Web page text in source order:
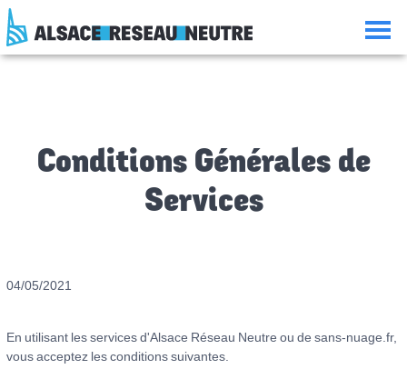
Aller
au
contenu
Aller
la
Aller
la
Consulter
le
plan
Conditions Générales de
Services
04/05/2021
En utilisant les services d'Alsace Réseau Neutre ou de sans-nuage.fr,
vous acceptez les conditions suivantes.